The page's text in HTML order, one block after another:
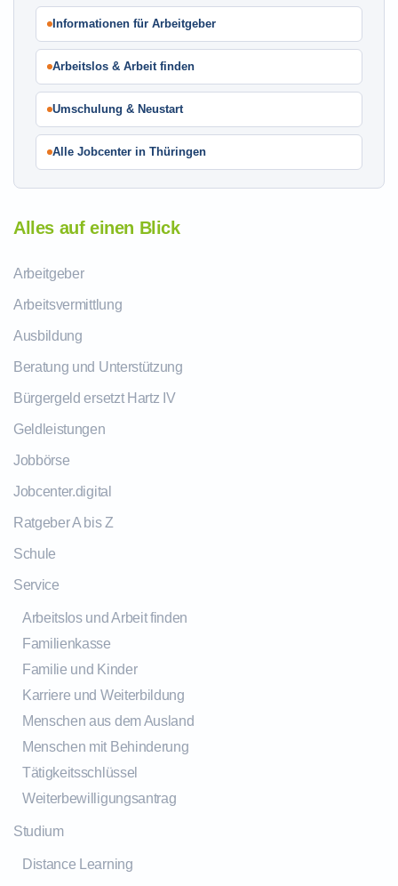
Informationen für Arbeitgeber
Arbeitslos & Arbeit finden
Umschulung & Neustart
Alle Jobcenter in Thüringen
Alles auf einen Blick
Arbeitgeber
Arbeitsvermittlung
Ausbildung
Beratung und Unterstützung
Bürgergeld ersetzt Hartz IV
Geldleistungen
Jobbörse
Jobcenter.digital
Ratgeber A bis Z
Schule
Service
Arbeitslos und Arbeit finden
Familienkasse
Familie und Kinder
Karriere und Weiterbildung
Menschen aus dem Ausland
Menschen mit Behinderung
Tätigkeitsschlüssel
Weiterbewilligungsantrag
Studium
Distance Learning